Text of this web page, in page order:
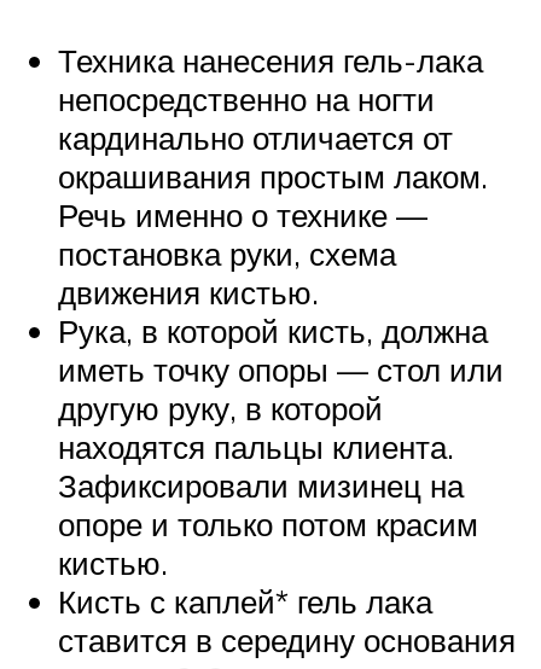
Техника нанесения гель-лака
непосредственно на ногти
кардинально отличается от
окрашивания простым лаком.
Речь именно о технике —
постановка руки, схема
движения кистью.
Рука, в которой кисть, должна
иметь точку опоры — стол или
другую руку, в которой
находятся пальцы клиента.
Зафиксировали мизинец на
опоре и только потом красим
кистью.
Кисть с каплей* гель лака
ставится в середину основания